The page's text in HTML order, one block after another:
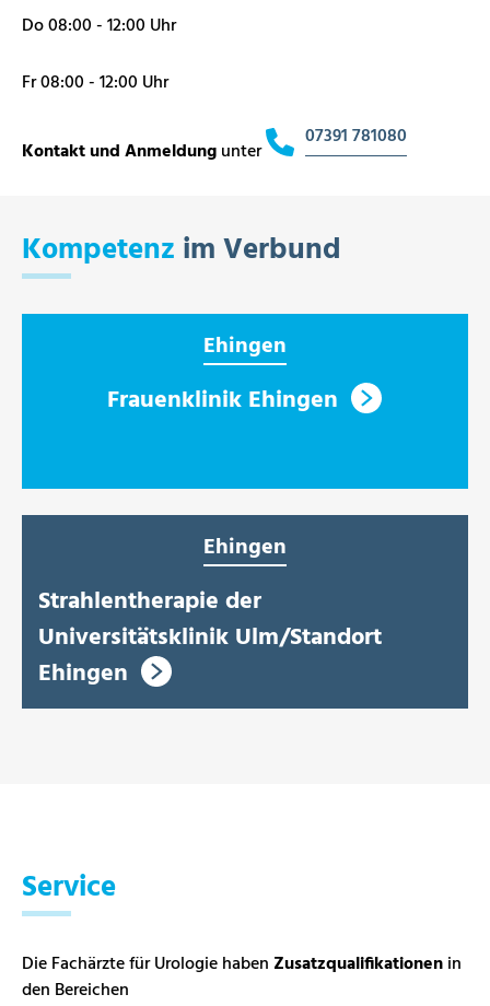
Do 08:00 - 12:00 Uhr
Fr 08:00 - 12:00 Uhr
Kontakt und Anmeldungunter
07391 781080
Kompetenz im Verbund
Ehingen
Frauenklinik Ehingen
Ehingen
Strahlentherapie der
Universitätsklinik Ulm/Standort
Ehingen
Service
Die Fachärzte für Urologie haben Zusatzqualifikationenin
den Bereichen